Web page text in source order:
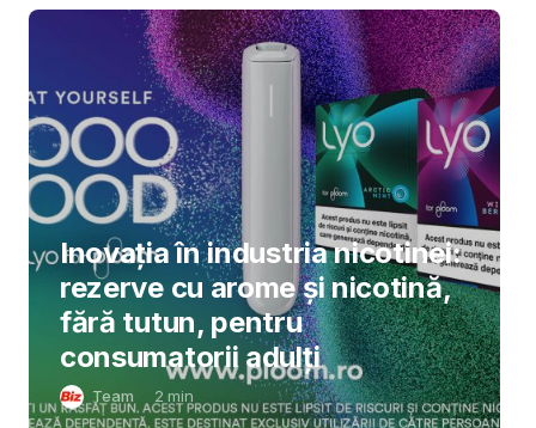
Inovația în industria nicotinei:
rezerve cu arome și nicotină,
fără tutun, pentru
consumatorii adulți
Team 2 min